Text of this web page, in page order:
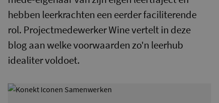
hebben leerkrachten een eerder faciliterende
rol. Projectmedewerker Wine vertelt in deze
blog aan welke voorwaarden zo'n leerhub
idealiter voldoet.